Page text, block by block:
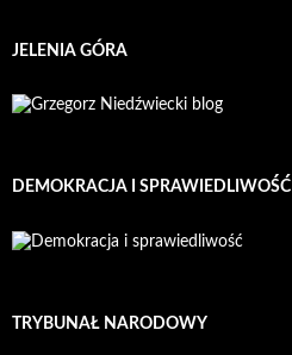
JELENIA GÓRA
DEMOKRACJA I SPRAWIEDLIWOŚĆ
TRYBUNAŁ NARODOWY